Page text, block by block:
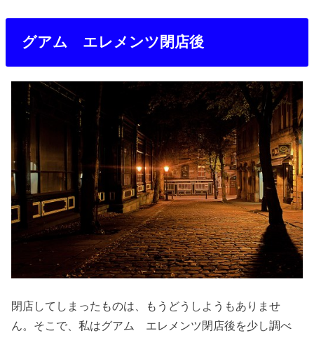
グアム エレメンツ閉店後
閉店してしまったものは、もうどうしようもありませ
ん。そこで、私はグアム エレメンツ閉店後を少し調べ